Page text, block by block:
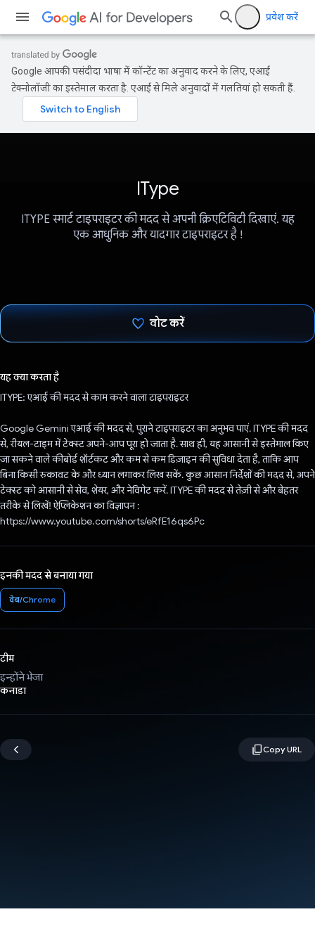
प्रवेश करें
Google आपकी पसंदीदा भाषा में कॉन्टेंट का अनुवाद करने के लिए, एआई
टेक्नोलॉजी का इस्तेमाल करता है. एआई से मिले अनुवादों में गलतियां हो सकती हैं.
IType
ITYPE स्मार्ट टाइपराइटर की मदद से अपनी क्रिएटिविटी दिखाएं. यह
एक आधुनिक और यादगार टाइपराइटर है !
वोट करें
यह क्या करता है
ITYPE: एआई की मदद से काम करने वाला टाइपराइटर
Google Gemini एआई की मदद से, पुराने टाइपराइटर का अनुभव पाएं. ITYPE की मदद
से, रीयल-टाइम में टेक्स्ट अपने-आप पूरा हो जाता है. साथ ही, यह आसानी से इस्तेमाल किए
जा सकने वाले कीबोर्ड शॉर्टकट और कम से कम डिज़ाइन की सुविधा देता है, ताकि आप
बिना किसी रुकावट के और ध्यान लगाकर लिख सकें. कुछ आसान निर्देशों की मदद से, अपने
टेक्स्ट को आसानी से सेव, शेयर, और नेविगेट करें. ITYPE की मदद से तेज़ी से और बेहतर
तरीके से लिखें! ऐप्लिकेशन का विज्ञापन :
https://www.youtube.com/shorts/eRfE16qs6Pc
इनकी मदद से बनाया गया
वेब/Chrome
टीम
इन्होंने भेजा
कनाडा